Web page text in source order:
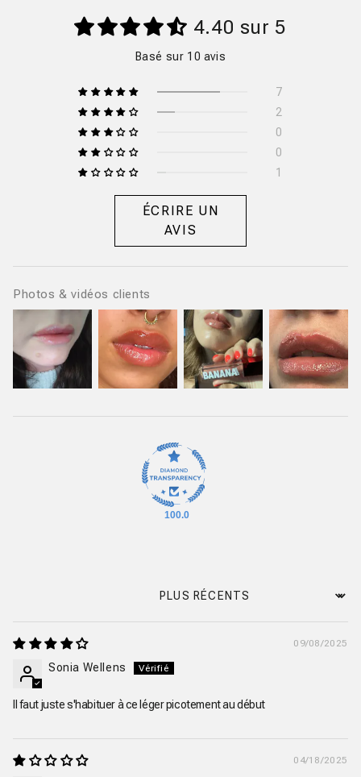
4.40 sur 5
Basé sur 10 avis
7
2
0
0
1
ÉCRIRE UN
AVIS
Photos & vidéos clients
100.0
Sort by
09/08/2025
Sonia Wellens
Il faut juste s'habituer à ce léger picotement au début
04/18/2025